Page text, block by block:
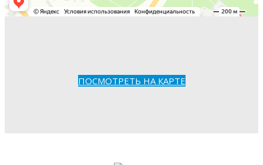
ПОСМОТРЕТЬ НА КАРТЕ